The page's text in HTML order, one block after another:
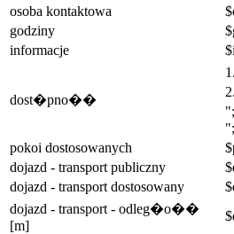
osoba kontaktowa
godziny
informacje
dost�pno��
pokoi dostosowanych
dojazd - transport publiczny
dojazd - transport dostosowany
dojazd - transport - odleg�o��
[m]